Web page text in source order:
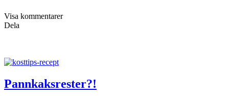
Visa kommentarer
Dela
Pannkaksrester?!